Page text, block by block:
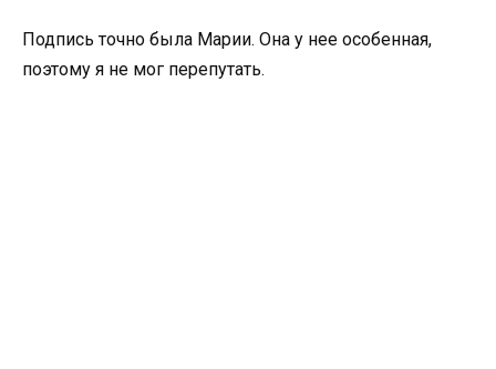
Подпись точно была Марии. Она у нее особенная,
поэтому я не мог перепутать.